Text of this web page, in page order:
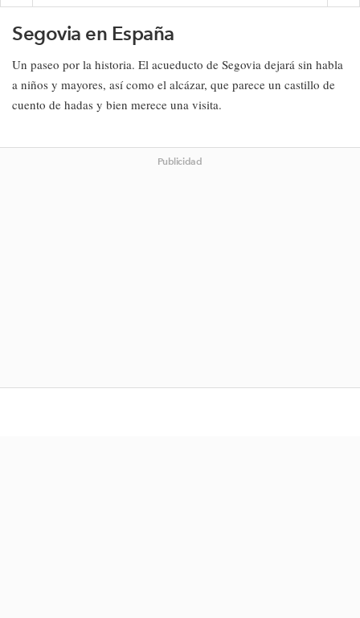
Segovia en España
Un paseo por la historia. El acueducto de Segovia dejará sin habla
a niños y mayores, así como el alcázar, que parece un castillo de
cuento de hadas y bien merece una visita.
Publicidad